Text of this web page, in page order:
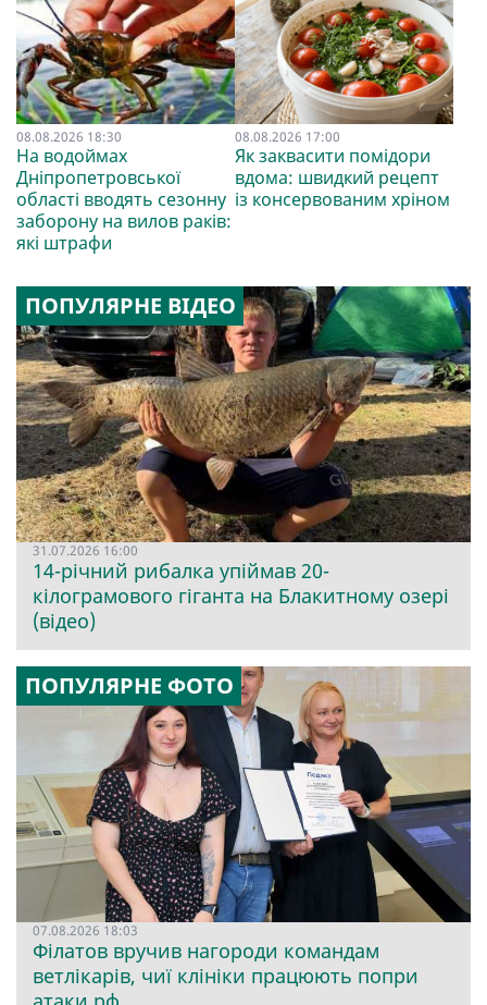
08.08.2026 18:30
На водоймах
Дніпропетровської
області вводять сезонну
заборону на вилов раків:
які штрафи
08.08.2026 17:00
Як заквасити помідори
вдома: швидкий рецепт
із консервованим хріном
ПОПУЛЯРНЕ ВІДЕО
31.07.2026 16:00
14-річний рибалка упіймав 20-
кілограмового гіганта на Блакитному озері
(відео)
ПОПУЛЯРНЕ ФОТО
07.08.2026 18:03
Філатов вручив нагороди командам
ветлікарів, чиї клініки працюють попри